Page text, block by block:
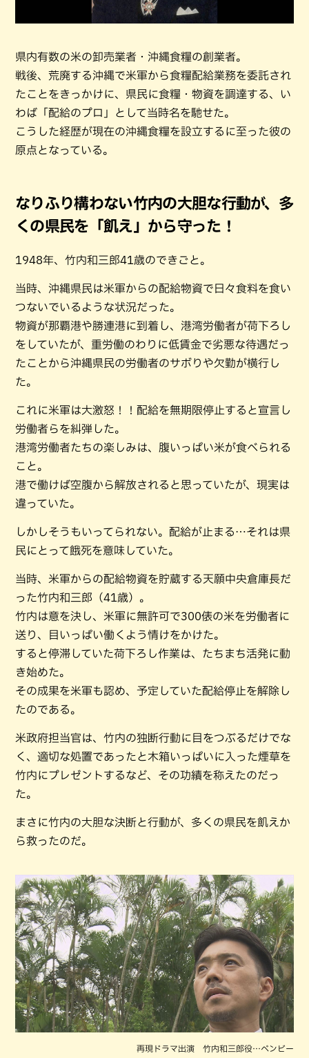
県内有数の米の卸売業者・沖縄食糧の創業者。
戦後、荒廃する沖縄で米軍から食糧配給業務を委託され
たことをきっかけに、県民に食糧・物資を調達する、い
わば「配給のプロ」として当時名を馳せた。
こうした経歴が現在の沖縄食糧を設立するに至った彼の
原点となっている。
なりふり構わない竹内の大胆な行動が、多
くの県民を「飢え」から守った！
1948年、竹内和三郎41歳のできごと。
当時、沖縄県民は米軍からの配給物資で日々食料を食い
つないでいるような状況だった。
物資が那覇港や勝連港に到着し、港湾労働者が荷下ろし
をしていたが、重労働のわりに低賃金で劣悪な待遇だっ
たことから沖縄県民の労働者のサボりや欠勤が横行し
た。
これに米軍は大激怒！！配給を無期限停止すると宣言し
労働者らを糾弾した。
港湾労働者たちの楽しみは、腹いっぱい米が食べられる
こと。
港で働けば空腹から解放されると思っていたが、現実は
違っていた。
しかしそうもいってられない。配給が止まる…それは県
民にとって餓死を意味していた。
当時、米軍からの配給物資を貯蔵する天願中央倉庫長だ
った竹内和三郎（41歳）。
竹内は意を決し、米軍に無許可で300俵の米を労働者に
送り、目いっぱい働くよう情けをかけた。
すると停滞していた荷下ろし作業は、たちまち活発に動
き始めた。
その成果を米軍も認め、予定していた配給停止を解除し
たのである。
米政府担当官は、竹内の独断行動に目をつぶるだけでな
く、適切な処置であったと木箱いっぱいに入った煙草を
竹内にプレゼントするなど、その功績を称えたのだっ
た。
まさに竹内の大胆な決断と行動が、多くの県民を飢えか
ら救ったのだ。
再現ドラマ出演 竹内和三郎役…ベンビー